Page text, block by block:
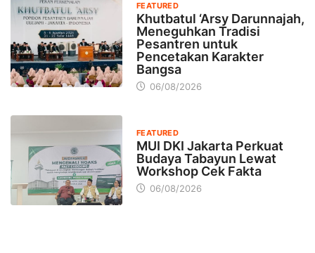
FEATURED
Khutbatul ‘Arsy Darunnajah,
Meneguhkan Tradisi
Pesantren untuk
Pencetakan Karakter
Bangsa
06/08/2026
FEATURED
MUI DKI Jakarta Perkuat
Budaya Tabayun Lewat
Workshop Cek Fakta
06/08/2026